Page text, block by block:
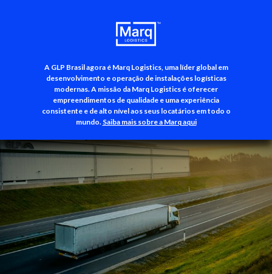
A GLP Brasil agora é Marq Logistics, uma líder global em
desenvolvimento e operação de instalações logísticas
modernas. A missão da Marq Logistics é oferecer
empreendimentos de qualidade e uma experiência
consistente e de alto nível aos seus locatários em todo o
mundo. Saiba mais sobre a Marq aqui
+55 (11) 3500-3700